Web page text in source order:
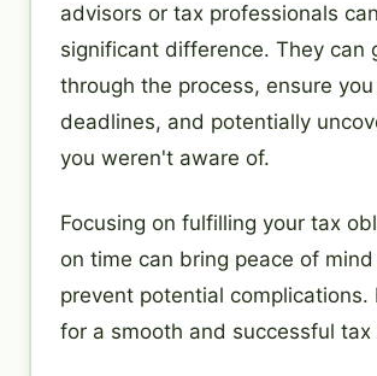
advisors or tax professionals
significant difference. They can
through the process, ensure
deadlines, and potentially
you weren't aware of.
Focusing on fulfilling your tax
on time can bring peace of mind
prevent potential complications.
for a smooth and successful tax